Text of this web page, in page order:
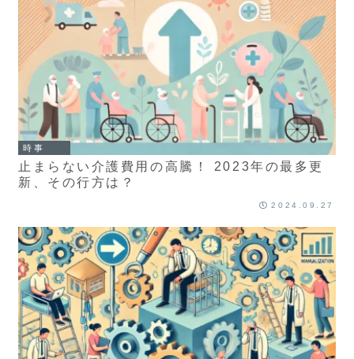
時事
止まらない介護費用の高騰！ 2023年の最多更
新、その行方は？
2024.09.27